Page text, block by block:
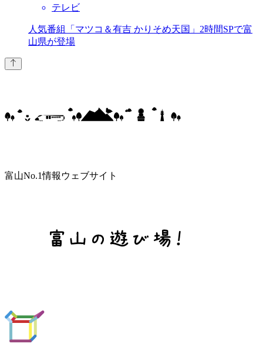
テレビ
人気番組「マツコ＆有吉 かりそめ天国」2時間SPで富
山県が登場
富山No.1情報ウェブサイト